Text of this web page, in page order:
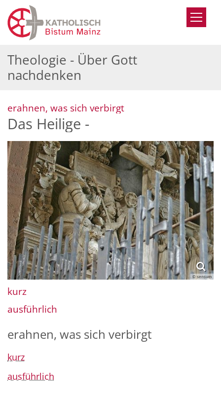
Zum Inhalt springen
Theologie - Über Gott
nachdenken
erahnen, was sich verbirgt:
Das Heilige -
© sensum
kurz
ausführlich
erahnen, was sich verbirgt
kurz
ausführlich